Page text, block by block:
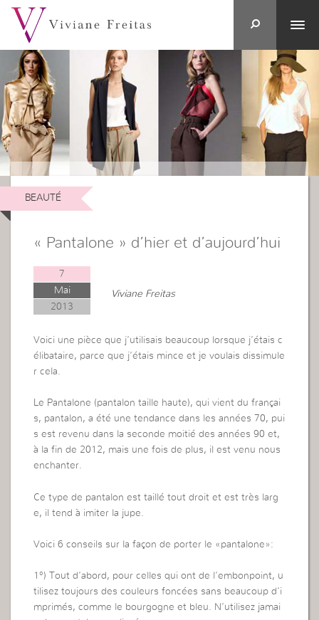
BEAUTÉ
« Pantalone » d’hier et d’aujourd’hui
7
Mai
2013
Viviane Freitas
Voici une pièce que j’utilisais beaucoup lorsque j’étais c
élibataire, parce que j’étais mince et je voulais dissimule
r cela.
Le Pantalone (pantalon taille haute), qui vient du françai
s, pantalon, a été une tendance dans les années 70, pui
s est revenu dans la seconde moitié des années 90 et,
à la fin de 2012, mais une fois de plus, il est venu nous
enchanter.
Ce type de pantalon est taillé tout droit et est très larg
e, il tend à imiter la jupe.
Voici 6 conseils sur la façon de porter le «pantalone»:
1°) Tout d’abord, pour celles qui ont de l’embonpoint, u
tilisez toujours des couleurs foncées sans beaucoup d’i
mprimés, comme le bourgogne et bleu. N’utilisez jamai